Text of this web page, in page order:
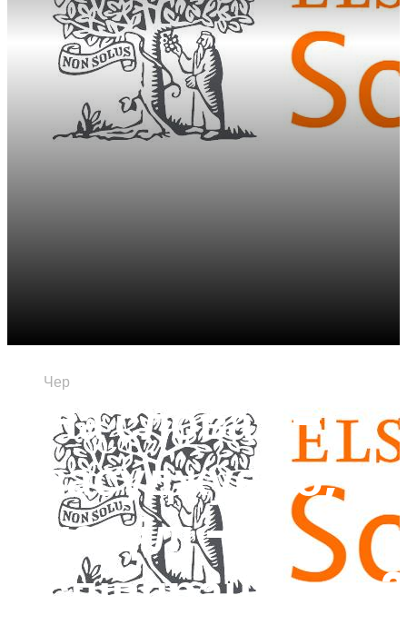
Чер
На словах –
засуджуємо,
на ділі –
співпрацюємо?